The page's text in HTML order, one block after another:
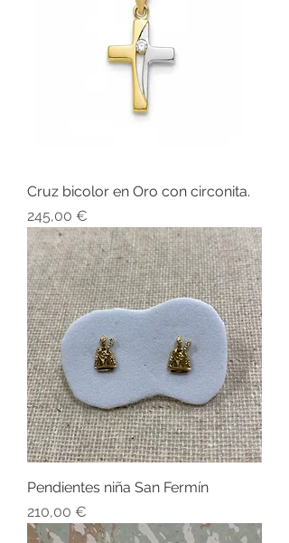
Cruz bicolor en Oro con circonita.
Precio
245,00 €
Pendientes niña San Fermín
Precio
210,00 €